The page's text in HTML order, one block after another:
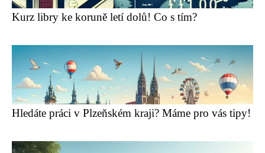
Kurz libry ke koruně letí dolů! Co s tím?
Hledáte práci v Plzeňském kraji? Máme pro vás tipy!